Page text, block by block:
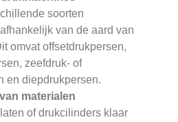
soorten
van de aard van
omvat offsetdrukpersen,
zeefdruk- of
en diepdrukpersen.
materialen
of drukcilinders klaar